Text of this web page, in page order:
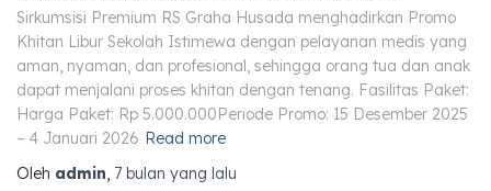
Sirkumsisi Premium RS Graha Husada menghadirkan Promo
Khitan Libur Sekolah Istimewa dengan pelayanan medis yang
aman, nyaman, dan profesional, sehingga orang tua dan anak
dapat menjalani proses khitan dengan tenang. Fasilitas Paket:
Harga Paket: Rp 5.000.000Periode Promo: 15 Desember 2025
– 4 Januari 2026 Read more
Oleh admin, 7 bulan yang lalu